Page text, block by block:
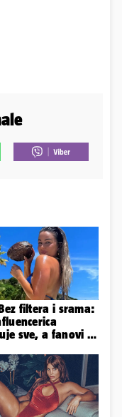
filtera i srama:
sve, a fanovi je